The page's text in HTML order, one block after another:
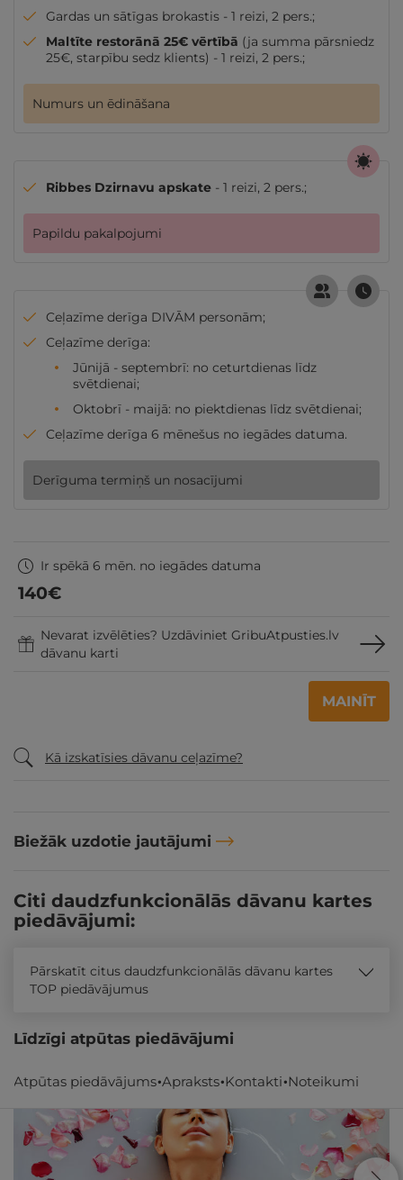
Gardas un sātīgas brokastis - 1 reizi, 2 pers.;
Maltīte restorānā 25€ vērtībā (ja summa pārsniedz
25€, starpību sedz klients) - 1 reizi, 2 pers.;
Numurs un ēdināšana
Ribbes Dzirnavu apskate - 1 reizi, 2 pers.;
Papildu pakalpojumi
Ceļazīme derīga DIVĀM personām;
Ceļazīme derīga:
Jūnijā - septembrī: no ceturtdienas līdz
svētdienai;
Oktobrī - maijā: no piektdienas līdz svētdienai;
Ceļazīme derīga 6 mēnešus no iegādes datuma.
Derīguma termiņš un nosacījumi
Ir spēkā 6 mēn. no iegādes datuma
140€
Nevarat izvēlēties? Uzdāviniet GribuAtpusties.lv
dāvanu karti
MAINĪT
Kā izskatīsies dāvanu ceļazīme?
Biežāk uzdotie jautājumi
Atpūtas piedāvājums Apraksts Kontakti Noteikumi
Citi daudzfunkcionālās dāvanu kartes
piedāvājumi:
Pārskatīt citus daudzfunkcionālās dāvanu kartes
TOP piedāvājumus
Līdzīgi atpūtas piedāvājumi